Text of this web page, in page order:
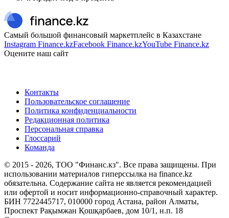
Самый большой финансовый маркетплейс в Казахстане
Instagram Finance.kzFacebook Finance.kzYouTube Finance.kz
Оцените наш сайт
Контакты
Пользовательское соглашение
Политика конфиденциальности
Редакционная политика
Персональная справка
Глоссарий
Команда
© 2015 - 2026, ТОО "Финанс.кз". Все права защищены. При
использовании материалов гиперссылка на finance.kz
обязательна. Содержание сайта не является рекомендацией
или офертой и носит информационно-справочный характер.
БИН 7722445717, 010000 город Астана, район Алматы,
Проспект Рақымжан Қошқарбаев, дом 10/1, н.п. 18